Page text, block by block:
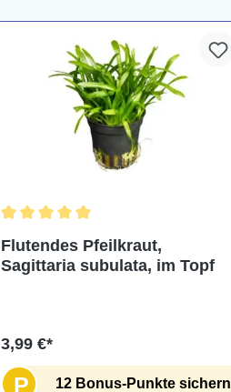
Flutendes Pfeilkraut,
Sagittaria subulata, im Topf
3,99 €*
P 12 Bonus-Punkte sichern